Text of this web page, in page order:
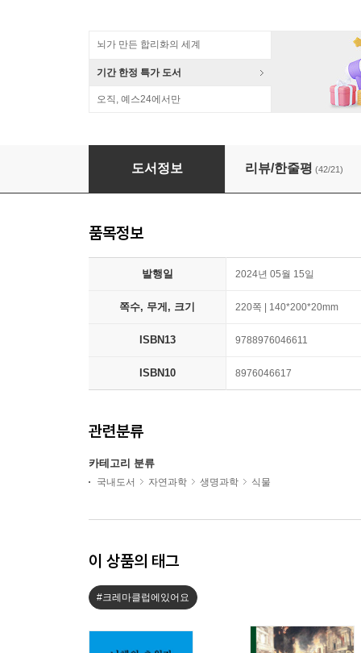
뇌가 만든 합리화의 세계
기간 한정 특가 도서
오직, 예스24에서만
식물의 발칙한 사생활
도서정보 리뷰/한줄평 (42/21)
품목정보
발행일 2024년 05월 15일
쪽수, 무게, 크기 220쪽 | 140*200*20mm
ISBN13 9788976046611
ISBN10 8976046617
관련분류
카테고리 분류
국내도서 자연과학 생명과학 식물
이 상품의 태그
#크레마클럽에있어요